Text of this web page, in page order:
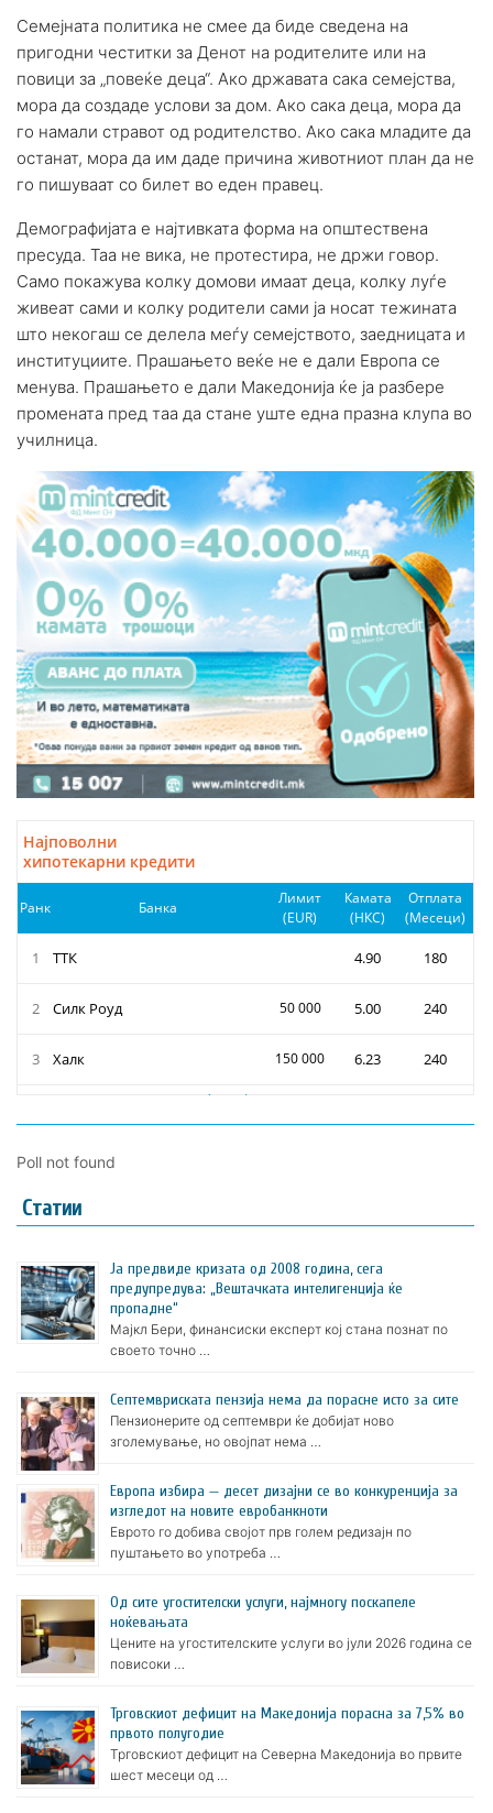
Семејната политика не смее да биде сведена на
пригодни честитки за Денот на родителите или на
повици за „повеќе деца“. Ако државата сака семејства,
мора да создаде услови за дом. Ако сака деца, мора да
го намали стравот од родителство. Ако сака младите да
останат, мора да им даде причина животниот план да не
го пишуваат со билет во еден правец.
Демографијата е најтивката форма на општествена
пресуда. Таа не вика, не протестира, не држи говор.
Само покажува колку домови имаат деца, колку луѓе
живеат сами и колку родители сами ја носат тежината
што некогаш се делела меѓу семејството, заедницата и
институциите. Прашањето веќе не е дали Европа се
менува. Прашањето е дали Македонија ќе ја разбере
промената пред таа да стане уште една празна клупа во
училница.
Poll not found
Статии
Ја предвиде кризата од 2008 година, сега
предупредува: „Вештачката интелигенција ќе
пропадне“
Мајкл Бери, финансиски експерт кој стана познат по
своето точно …
Септемвриската пензија нема да порасне исто за сите
Пензионерите од септември ќе добијат ново
зголемување, но овојпат нема …
Европа избира — десет дизајни се во конкуренција за
изгледот на новите евробанкноти
Еврото го добива својот прв голем редизајн по
пуштањето во употреба …
Oд сите угостителски услуги, најмногу поскапеле
ноќевањата
Цените на угостителските услуги во јули 2026 година се
повисоки …
Трговскиот дефицит на Македонија порасна за 7,5% во
првото полугодие
Трговскиот дефицит на Северна Македонија во првите
шест месеци од …